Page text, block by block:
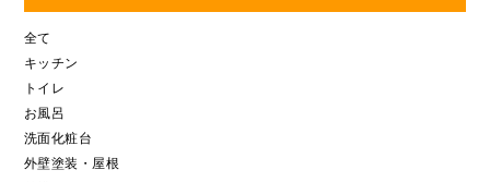
全て
キッチン
トイレ
お風呂
洗面化粧台
外壁塗装・屋根